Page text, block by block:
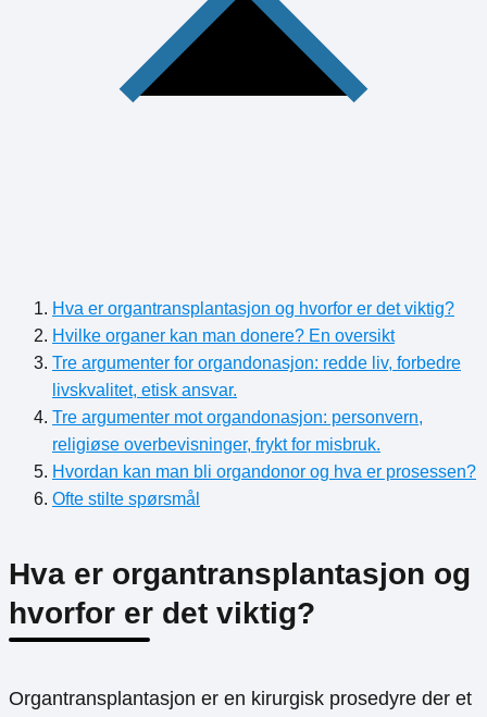
Hva er organtransplantasjon og hvorfor er det viktig?
Hvilke organer kan man donere? En oversikt
Tre argumenter for organdonasjon: redde liv, forbedre
livskvalitet, etisk ansvar.
Tre argumenter mot organdonasjon: personvern,
religiøse overbevisninger, frykt for misbruk.
Hvordan kan man bli organdonor og hva er prosessen?
Ofte stilte spørsmål
Hva er organtransplantasjon og
hvorfor er det viktig?
Organtransplantasjon er en kirurgisk prosedyre der et